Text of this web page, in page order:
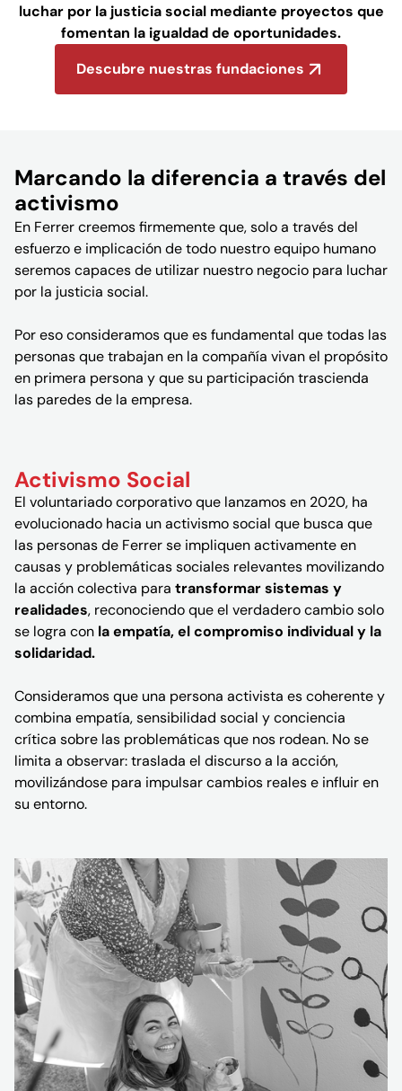
luchar por la justicia social mediante proyectos que
fomentan la igualdad de oportunidades.
Descubre nuestras fundaciones
Marcando la diferencia a través del
activismo
En Ferrer creemos firmemente que, solo a través del
esfuerzo e implicación de todo nuestro equipo humano
seremos capaces de utilizar nuestro negocio para luchar
por la justicia social.
Por eso consideramos que es fundamental que todas las
personas que trabajan en la compañía vivan el propósito
en primera persona y que su participación trascienda
las paredes de la empresa.
Activismo Social
El voluntariado corporativo que lanzamos en 2020, ha
evolucionado hacia un activismo social que busca que
las personas de Ferrer se impliquen activamente en
causas y problemáticas sociales relevantes movilizando
la acción colectiva para transformar sistemas y
realidades, reconociendo que el verdadero cambio solo
se logra con la empatía, el compromiso individual y la
solidaridad.
Consideramos que una persona activista es coherente y
combina empatía, sensibilidad social y conciencia
crítica sobre las problemáticas que nos rodean. No se
limita a observar: traslada el discurso a la acción,
movilizándose para impulsar cambios reales e influir en
su entorno.